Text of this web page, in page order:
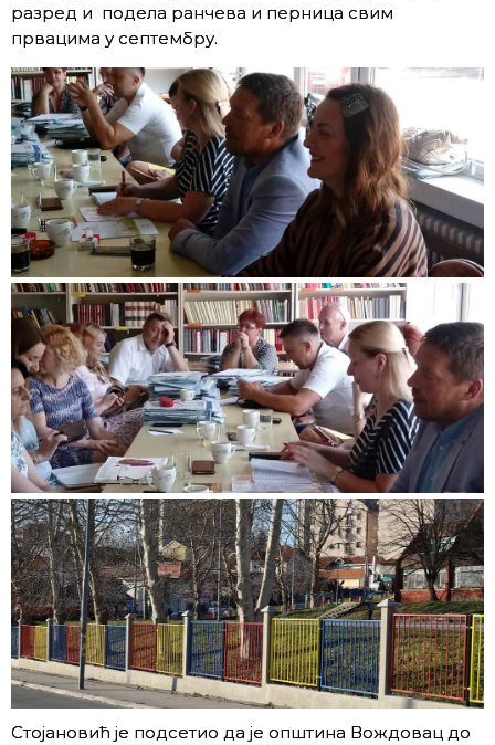
разред и подела ранчева и перница свим
првацима у септембру.
Стојановић је подсетио да је општина Вождовац до